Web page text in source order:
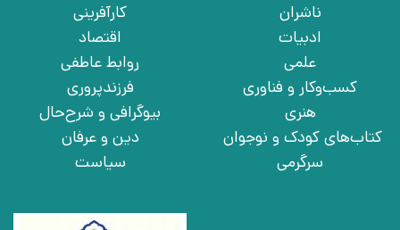
ناشران
ادبیات
علمی
کسب‌وکار و فناوری
هنری
کتاب‌های کودک و نوجوان
سرگرمی
کارآفرینی
اقتصاد
روابط عاطفی
فرزندپروری
بیوگرافی و شرح‌حال
دین و عرفان
سیاست